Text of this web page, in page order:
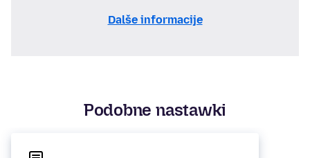
Dalše informacije
Podobne nastawki